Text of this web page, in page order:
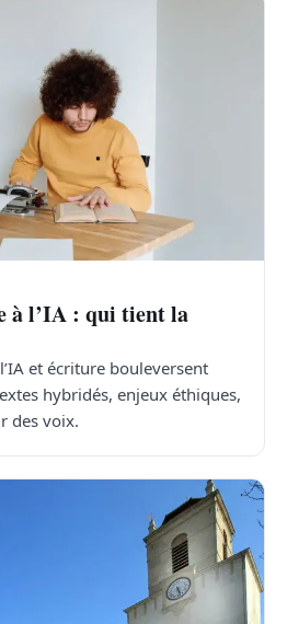
à l’IA : qui tient la
et écriture bouleversent
hybridés, enjeux éthiques,
des voix.